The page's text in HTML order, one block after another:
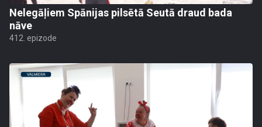
Nelegāļiem Spānijas pilsētā Seutā draud bada
nāve
412. epizode